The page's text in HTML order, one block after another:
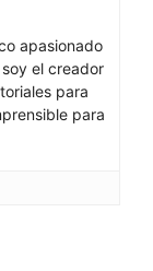
apasionado
el creador
para
para